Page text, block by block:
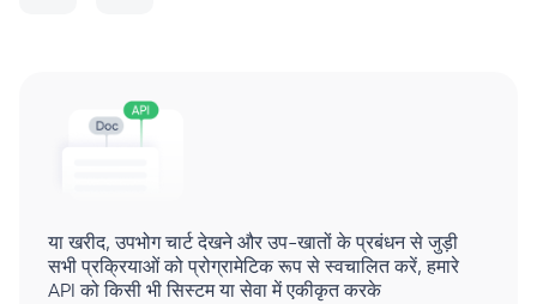
या खरीद, उपभोग चार्ट देखने और उप-खातों के प्रबंधन से जुड़ी
सभी प्रक्रियाओं को प्रोग्रामेटिक रूप से स्वचालित करें, हमारे
API को किसी भी सिस्टम या सेवा में एकीकृत करके